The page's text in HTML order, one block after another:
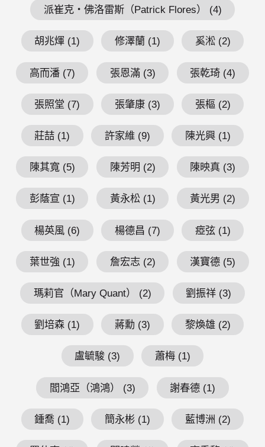
派崔克・佛洛雷斯（Patrick Flores） (4)
胡兆煇 (1) 修澤蘭 (1) 奚淞 (2)
高而潘 (7) 張恩滿 (3) 張乾琦 (4)
張照堂 (7) 張肇康 (3) 張樞 (2)
莊喆 (1) 許家維 (9) 陳光興 (1)
陳其寬 (5) 陳芳明 (2) 陳映真 (3)
彭蔭宣 (1) 黃永松 (1) 黃光男 (2)
楊英風 (6) 楊德昌 (7) 瘂弦 (1)
葉世強 (1) 詹宏志 (2) 漢寶德 (5)
瑪莉官（Mary Quant） (2) 劉振祥 (3)
劉培森 (1) 蔣勳 (3) 黎煥雄 (2)
盧毓駿 (3) 蕭梅 (1)
閻鴻亞（鴻鴻） (3) 謝春德 (1)
鍾喬 (1) 簡永彬 (1) 藍博洲 (2)